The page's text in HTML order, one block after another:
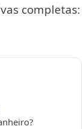
completas: